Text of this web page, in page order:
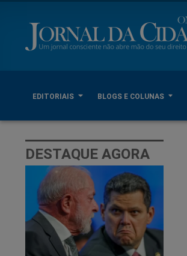
EDITORIAIS BLOGS E COLUNAS
DESTAQUE AGORA